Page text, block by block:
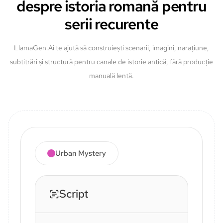
despre istoria romană pentru
serii recurente
LlamaGen.Ai te ajută să construiești scenarii, imagini, narațiune,
subtitrări și structură pentru canale de istorie antică, fără producție
manuală lentă.
Urban Mystery
Script